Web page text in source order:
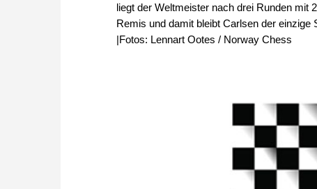
liegt der Weltmeister nach drei Runden mit
Remis und damit bleibt Carlsen der einzige
|Fotos: Lennart Ootes / Norway Chess